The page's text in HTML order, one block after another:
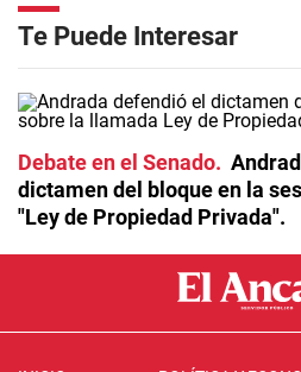
Te Puede Interesar
Debate en el Senado
dictamen del bloque en la
"Ley de Propiedad Privada".